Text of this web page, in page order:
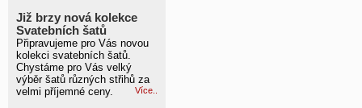
Již brzy nová kolekce
Svatebních šatů
Připravujeme pro Vás novou
kolekci svatebních šatů.
Chystáme pro Vás velký
výběr šatů různých střihů za
velmi příjemné ceny.
Více..